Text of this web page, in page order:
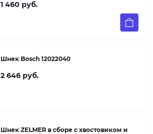
1 460 руб.
Шнек Bosch 12022040
2 646 руб.
Шнек ZELMER в сборе с хвостовиком и